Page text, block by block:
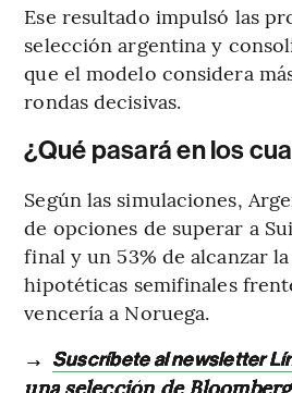
Ese resultado impulsó las
selección argentina y
que el modelo considera
rondas decisivas.
¿Qué pasará en los
Según las simulaciones,
de opciones de superar a
final y un 53% de alcanzar
hipotéticas semifinales
vencería a Noruega.
→ Suscríbete al newsletter
una selección de